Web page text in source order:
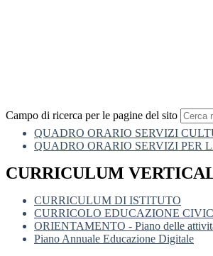
Campo di ricerca per le pagine del sito
QUADRO ORARIO SERVIZI
QUADRO ORARIO SERVIZI PER
CURRICULUM
CURRICULUM DI ISTITUTO
CURRICOLO EDUCAZIONE
ORIENTAMENTO - Piano delle
Piano Annuale Educazione Digitale